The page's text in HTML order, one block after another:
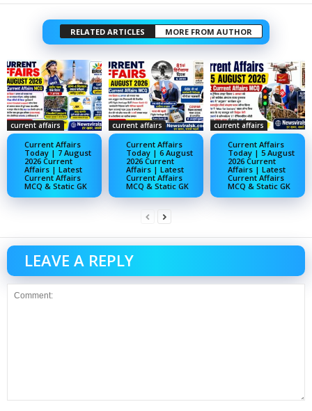
RELATED ARTICLES MORE FROM AUTHOR
current affairs
Current Affairs
Today | 7 August
2026 Current
Affairs | Latest
Current Affairs
MCQ & Static GK
current affairs
Current Affairs
Today | 6 August
2026 Current
Affairs | Latest
Current Affairs
MCQ & Static GK
current affairs
Current Affairs
Today | 5 August
2026 Current
Affairs | Latest
Current Affairs
MCQ & Static GK
LEAVE A REPLY